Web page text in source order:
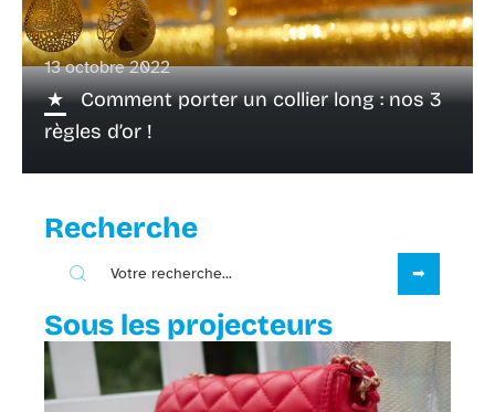
13 octobre 2022
Comment porter un collier long : nos 3
règles d’or !
Recherche
Sous les projecteurs